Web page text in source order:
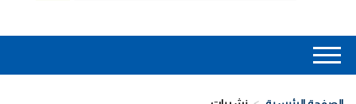
Main